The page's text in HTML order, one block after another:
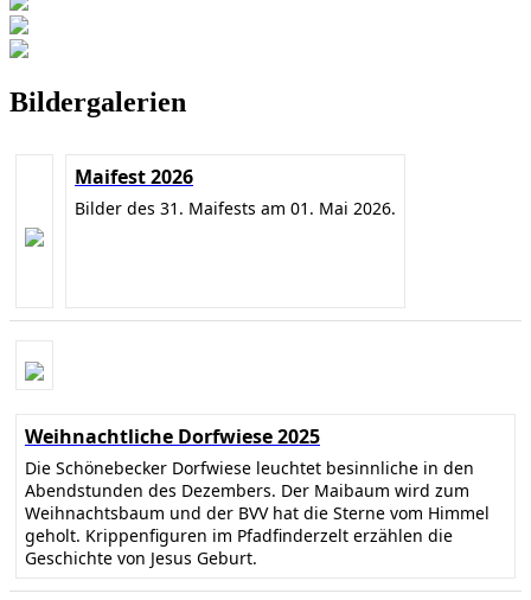
Bildergalerien
Maifest 2026
Bilder des 31. Maifests am 01. Mai 2026.
Weihnachtliche Dorfwiese 2025
Die Schönebecker Dorfwiese leuchtet besinnliche in den
Abendstunden des Dezembers. Der Maibaum wird zum
Weihnachtsbaum und der BVV hat die Sterne vom Himmel
geholt. Krippenfiguren im Pfadfinderzelt erzählen die
Geschichte von Jesus Geburt.